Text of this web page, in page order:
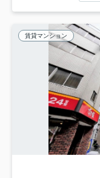
賃貸マンション